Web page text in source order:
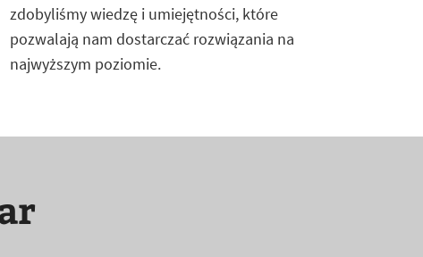
zdobyliśmy wiedzę i umiejętności, które
pozwalają nam dostarczać rozwiązania na
najwyższym poziomie.